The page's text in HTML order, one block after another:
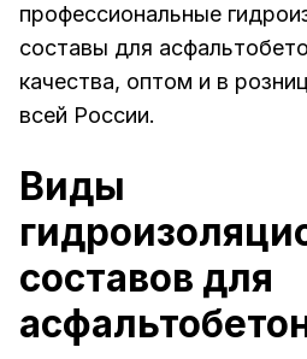
профессиональные
составы для
качества, оптом и в
всей России.
Виды
составов для